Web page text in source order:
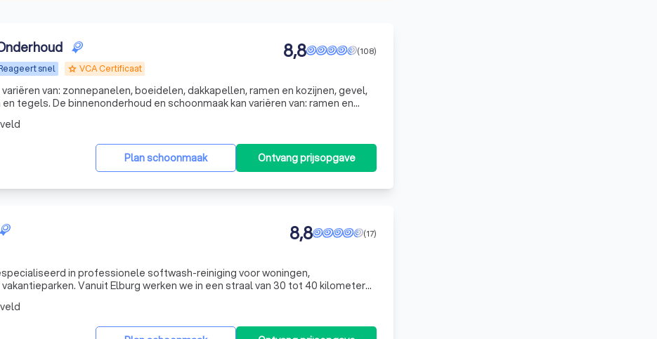
snel grade VCA Certificaat
(108)
8,8
van: zonnepanelen, boeidelen, dakkapellen, ramen en kozijnen, gevel,
kan variëren van: ramen en
Plan schoonmaak Ontvang prijsopgave
(17)
8,8
in professionele softwash-reiniging voor woningen,
Vanuit Elburg werken we in een straal van 30 tot 40 kilometer
en de IJsselstreek, met plaatsen als Hattem, Kampen, Zwolle, Harderwijk en